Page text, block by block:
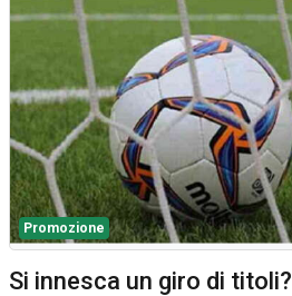
Promozione
Si innesca un giro di titoli?